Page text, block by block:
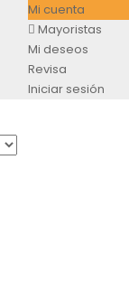
Mi cuenta
Mayoristas
Mi deseos
Revisa
Iniciar sesión